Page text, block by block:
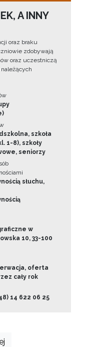
A INNY
oraz braku
zdobywają
oraz uczestniczą
szkoła
1-8), szkoły
seniorzy
słuchu,
w
10, 33-100
oferta
cały rok
14 622 06 25